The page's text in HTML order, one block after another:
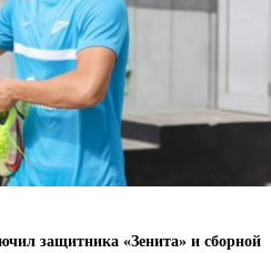
защитника «Зенита» и сборной